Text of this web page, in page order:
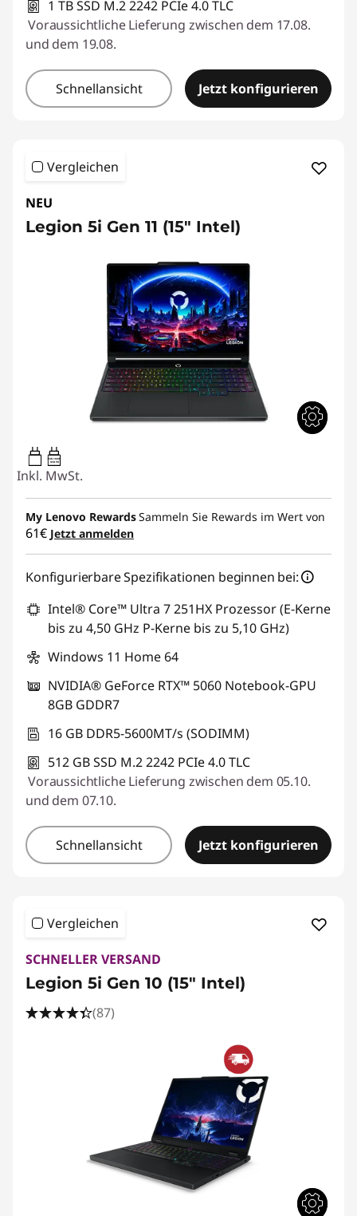
1 TB SSD M.2 2242 PCIe 4.0 TLC
Voraussichtliche Lieferung zwischen dem 17.08.
und dem 19.08.
Schnellansicht Jetzt konfigurieren
Vergleichen
NEU
Legion 5i Gen 11 (15″ Intel)
65W-100W
USB PD
Inkl. MwSt.
My Lenovo RewardsSammeln Sie Rewards im Wert von
61€ Jetzt anmelden
Konfigurierbare Spezifikationen beginnen bei:
Intel® Core™ Ultra 7 251HX Prozessor (E-Kerne
bis zu 4,50 GHz P-Kerne bis zu 5,10 GHz)
Windows 11 Home 64
NVIDIA® GeForce RTX™ 5060 Notebook-GPU
8GB GDDR7
16 GB DDR5-5600MT/s (SODIMM)
512 GB SSD M.2 2242 PCIe 4.0 TLC
Voraussichtliche Lieferung zwischen dem 05.10.
und dem 07.10.
Schnellansicht Jetzt konfigurieren
Vergleichen
SCHNELLER VERSAND
Legion 5i Gen 10 (15" Intel)
(87)